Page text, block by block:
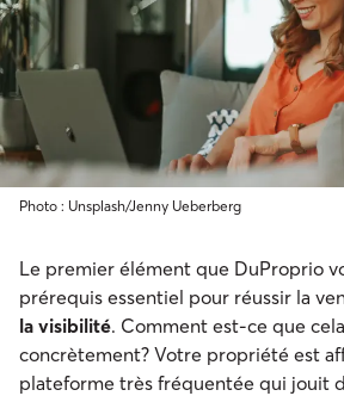
Photo : Unsplash/Jenny Ueberberg
Le premier élément que DuProprio
prérequis essentiel pour réussir la
la visibilité. Comment est-ce que
concrètement? Votre propriété est
plateforme très fréquentée qui jouit